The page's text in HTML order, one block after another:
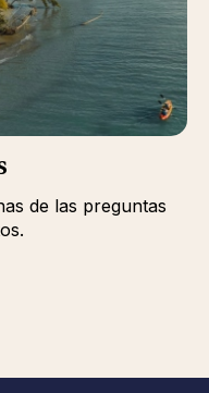
de las preguntas